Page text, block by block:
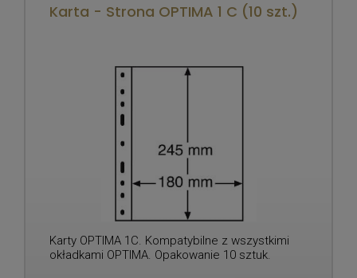
Karta - Strona OPTIMA 1 C (10 szt.)
Karty OPTIMA 1C. Kompatybilne z wszystkimi
okładkami OPTIMA. Opakowanie 10 sztuk.